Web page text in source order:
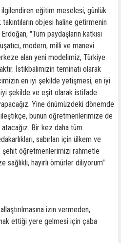
eğitim meselesi, günlük
objesi haline getirmenin
"Tüm paydaşların katkısı
modern, milli ve manevi
alan yeni modelimiz, Türkiye
İstikbalimizin teminatı olarak
en iyi şekilde yetişmesi, en iyi
şekilde ve eşit olarak istifade
Yine önümüzdeki dönemde
bunun öğretmenlerimize de
Bir kez daha tüm
sabırları için ülkem ve
şehit öğretmenlerimizi rahmetle
hayırlı ömürler diliyorum"
izin vermeden,
hak ettiği yere gelmesi için çaba